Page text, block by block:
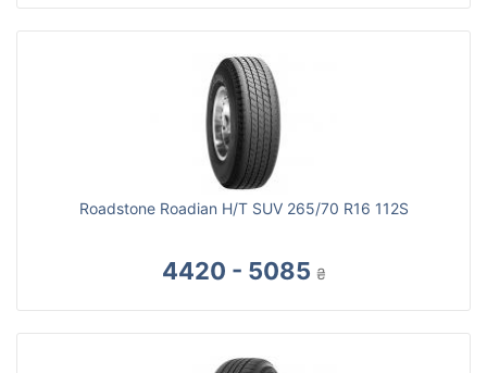
Roadstone Roadian H/T SUV 265/70 R16 112S
4420 - 5085 ₴